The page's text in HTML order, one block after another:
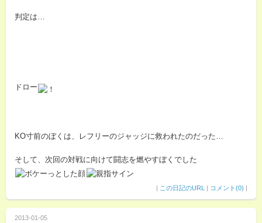
判定は…
ドロー
KO寸前のぼくは、レフリーのジャッジに救われたのだった…
そして、次回の対戦に向けて闘志を燃やすぼくでした
| この日記のURL | コメント(0) |
2013-01-05